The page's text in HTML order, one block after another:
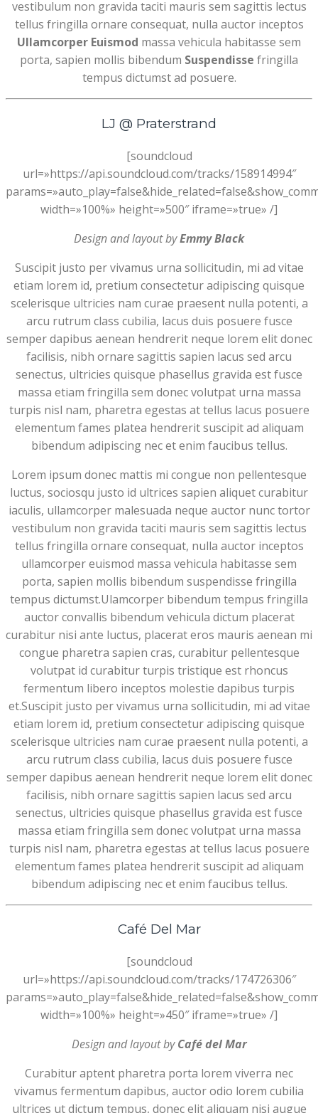
vestibulum non gravida taciti mauris sem sagittis lectus
tellus fringilla ornare consequat, nulla auctor inceptos
Ullamcorper Euismod massa vehicula habitasse sem
porta, sapien mollis bibendum Suspendisse fringilla
tempus dictumst ad posuere.
LJ @ Praterstrand
[soundcloud
url=»https://api.soundcloud.com/tracks/158914994″
width=»100%» height=»500″ iframe=»true» /]
Design and layout byEmmy Black
Suscipit justo per vivamus urna sollicitudin, mi ad vitae
etiam lorem id, pretium consectetur adipiscing quisque
scelerisque ultricies nam curae praesent nulla potenti, a
arcu rutrum class cubilia, lacus duis posuere fusce
semper dapibus aenean hendrerit neque lorem elit donec
facilisis, nibh ornare sagittis sapien lacus sed arcu
senectus, ultricies quisque phasellus gravida est fusce
massa etiam fringilla sem donec volutpat urna massa
turpis nisl nam, pharetra egestas at tellus lacus posuere
elementum fames platea hendrerit suscipit ad aliquam
bibendum adipiscing nec et enim faucibus tellus.
Lorem ipsum donec mattis mi congue non pellentesque
luctus, sociosqu justo id ultrices sapien aliquet curabitur
iaculis, ullamcorper malesuada neque auctor nunc tortor
vestibulum non gravida taciti mauris sem sagittis lectus
tellus fringilla ornare consequat, nulla auctor inceptos
ullamcorper euismod massa vehicula habitasse sem
porta, sapien mollis bibendum suspendisse fringilla
tempus dictumst.Ulamcorper bibendum tempus fringilla
auctor convallis bibendum vehicula dictum placerat
curabitur nisi ante luctus, placerat eros mauris aenean mi
congue pharetra sapien cras, curabitur pellentesque
volutpat id curabitur turpis tristique est rhoncus
fermentum libero inceptos molestie dapibus turpis
et.Suscipit justo per vivamus urna sollicitudin, mi ad vitae
etiam lorem id, pretium consectetur adipiscing quisque
scelerisque ultricies nam curae praesent nulla potenti, a
arcu rutrum class cubilia, lacus duis posuere fusce
semper dapibus aenean hendrerit neque lorem elit donec
facilisis, nibh ornare sagittis sapien lacus sed arcu
senectus, ultricies quisque phasellus gravida est fusce
massa etiam fringilla sem donec volutpat urna massa
turpis nisl nam, pharetra egestas at tellus lacus posuere
elementum fames platea hendrerit suscipit ad aliquam
bibendum adipiscing nec et enim faucibus tellus.
Café Del Mar
[soundcloud
url=»https://api.soundcloud.com/tracks/174726306″
width=»100%» height=»450″ iframe=»true» /]
Design and layout byCafé del Mar
Curabitur aptent pharetra porta lorem viverra nec
vivamus fermentum dapibus, auctor odio lorem cubilia
ultrices ut dictum tempus, donec elit aliquam nisi augue